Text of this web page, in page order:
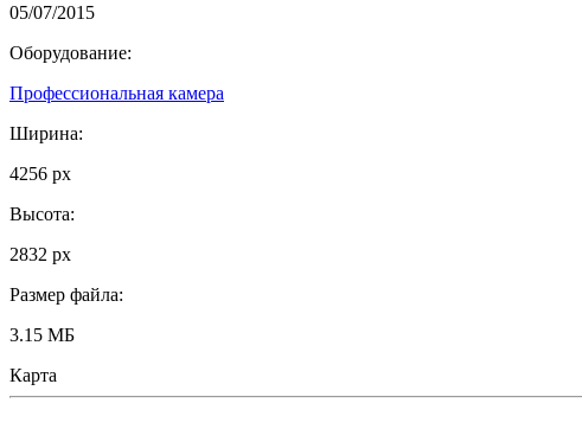
05/07/2015
Оборудование:
Профессиональная камера
Ширина:
4256 px
Высота:
2832 px
Размер файла:
3.15 МБ
Карта